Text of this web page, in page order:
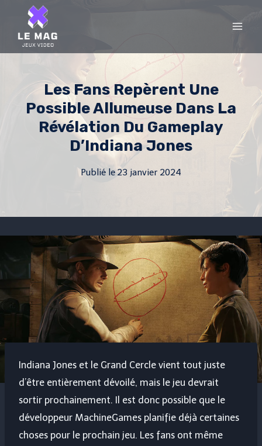
content
Les Fans Repèrent Une
Possible Allumeuse Dans La
Révélation Du Gameplay
D’Indiana Jones
Publié le23 janvier 2024
Indiana Jones et le Grand Cercle vient tout juste
d’être entièrement dévoilé, mais le jeu devrait
sortir prochainement. Il est donc possible que le
développeur MachineGames planifie déjà certaines
choses pour le prochain jeu. Les fans ont même